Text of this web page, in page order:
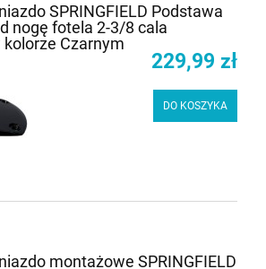
SPRINGFIELD Podstawa
nogę fotela 2-3/8 cala
kolorze Czarnym
229,99 zł
DO KOSZYKA
montażowe SPRINGFIELD